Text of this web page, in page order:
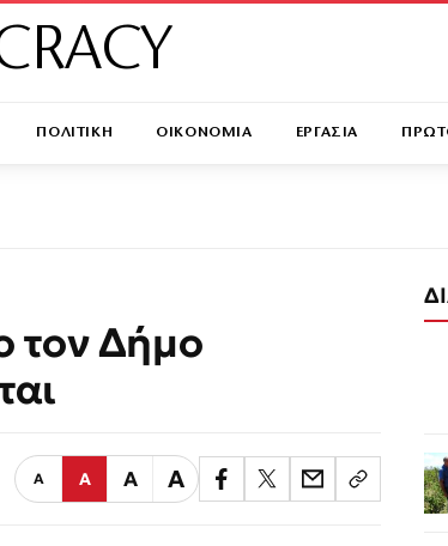
ΠΟΛΙΤΙΚΗ ΟΙΚΟΝΟΜΙΑ ΕΡΓΑΣΙΑ
τον Δήμο
Α Α Α Α